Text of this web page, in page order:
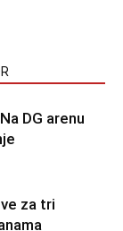
DG arenu
za tri